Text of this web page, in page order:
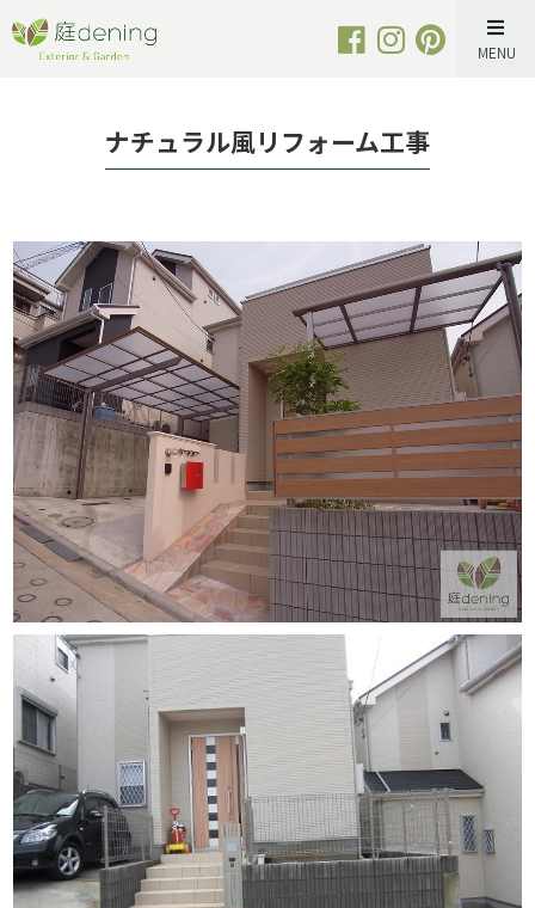
Skip
to
ナチュラル風リフォーム工事